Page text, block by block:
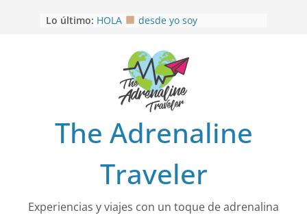
Lo último: HOLA
desde yo soy
EL SENDERO DEL CACAO: Excelente
opción
HOSPEDAJE AL NATURALSHH !!
OTRA PERSPECTIVA de RÍO EL
MULITO!
The Adrenaline
Traveler
Experiencias y viajes con un toque de adrenalina